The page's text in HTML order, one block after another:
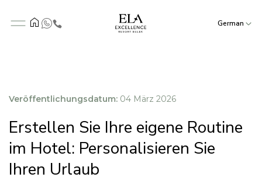
German
Veröffentlichungsdatum: 04 März 2026
Erstellen Sie Ihre eigene Routine
im Hotel: Personalisieren Sie
Ihren Urlaub